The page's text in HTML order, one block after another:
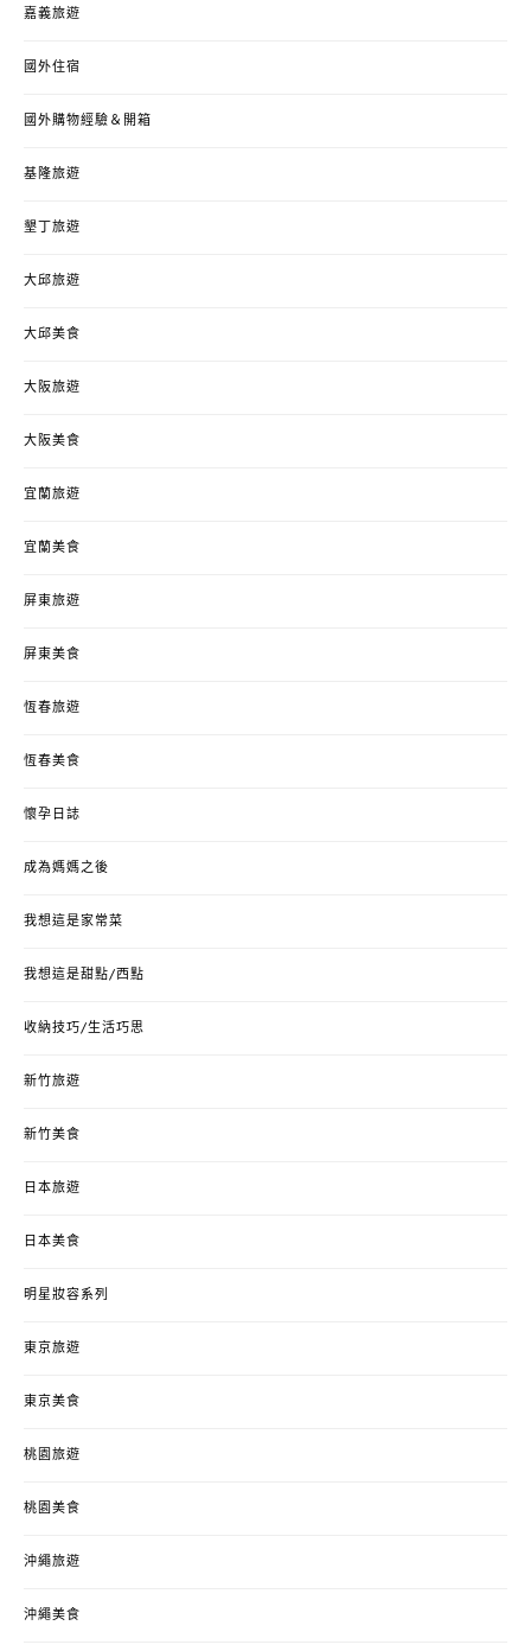
嘉義旅遊
國外住宿
國外購物經驗＆開箱
基隆旅遊
墾丁旅遊
大邱旅遊
大邱美食
大阪旅遊
大阪美食
宜蘭旅遊
宜蘭美食
屏東旅遊
屏東美食
恆春旅遊
恆春美食
懷孕日誌
成為媽媽之後
我想這是家常菜
我想這是甜點/西點
收納技巧/生活巧思
新竹旅遊
新竹美食
日本旅遊
日本美食
明星妝容系列
東京旅遊
東京美食
桃園旅遊
桃園美食
沖繩旅遊
沖繩美食